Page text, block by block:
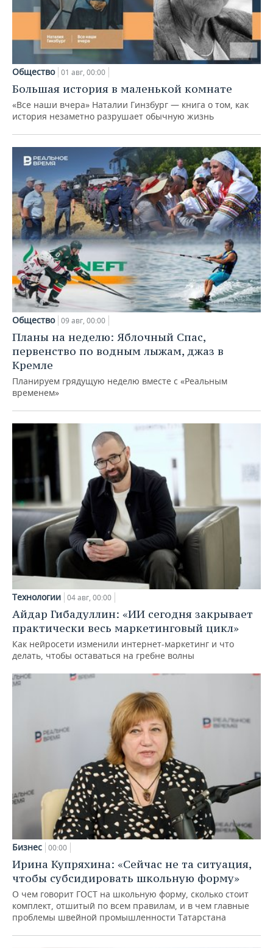
Общество 01 авг, 00:00
Большая история в маленькой комнате
«Все наши вчера» Наталии Гинзбург — книга о том, как
история незаметно разрушает обычную жизнь
Общество 09 авг, 00:00
Планы на неделю: Яблочный Спас,
первенство по водным лыжам, джаз в
Кремле
Планируем грядущую неделю вместе с «Реальным
временем»
Технологии 04 авг, 00:00
Айдар Гибадуллин: «ИИ сегодня закрывает
практически весь маркетинговый цикл»
Как нейросети изменили интернет-маркетинг и что
делать, чтобы оставаться на гребне волны
Бизнес 00:00
Ирина Купряхина: «Сейчас не та ситуация,
чтобы субсидировать школьную форму»
О чем говорит ГОСТ на школьную форму, сколько стоит
комплект, отшитый по всем правилам, и в чем главные
проблемы швейной промышленности Татарстана